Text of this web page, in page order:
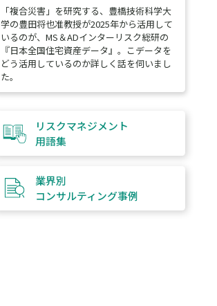
「複合災害」を研究する、豊橋技術科学大
学の豊田将也准教授が2025年から活用して
いるのが、MS＆ADインターリスク総研の
『日本全国住宅資産データ』。こデータを
どう活用しているのか詳しく話を伺いまし
た。
リスクマネジメント
用語集
業界別
コンサルティング事例